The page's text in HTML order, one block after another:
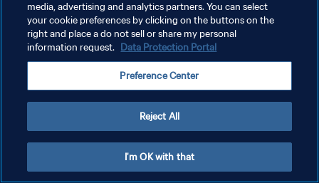
개인정보 보호정책
서비스 약관
media, advertising and analytics partners. You can select
your cookie preferences by clicking on the buttons on the
right and place a do not sell or share my personal
information request. Data Protection Portal
Preference Center
Reject All
I'm OK with that